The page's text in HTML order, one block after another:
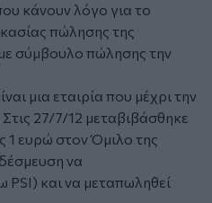
κάνουν λόγο για το
πώλησης της
σύμβουλο πώλησης την
μια εταιρία που μέχρι την
27/7/12 μεταβιβάσθηκε
1 ευρώ στον Όμιλο της
να
PSI) και να μεταπωληθεί